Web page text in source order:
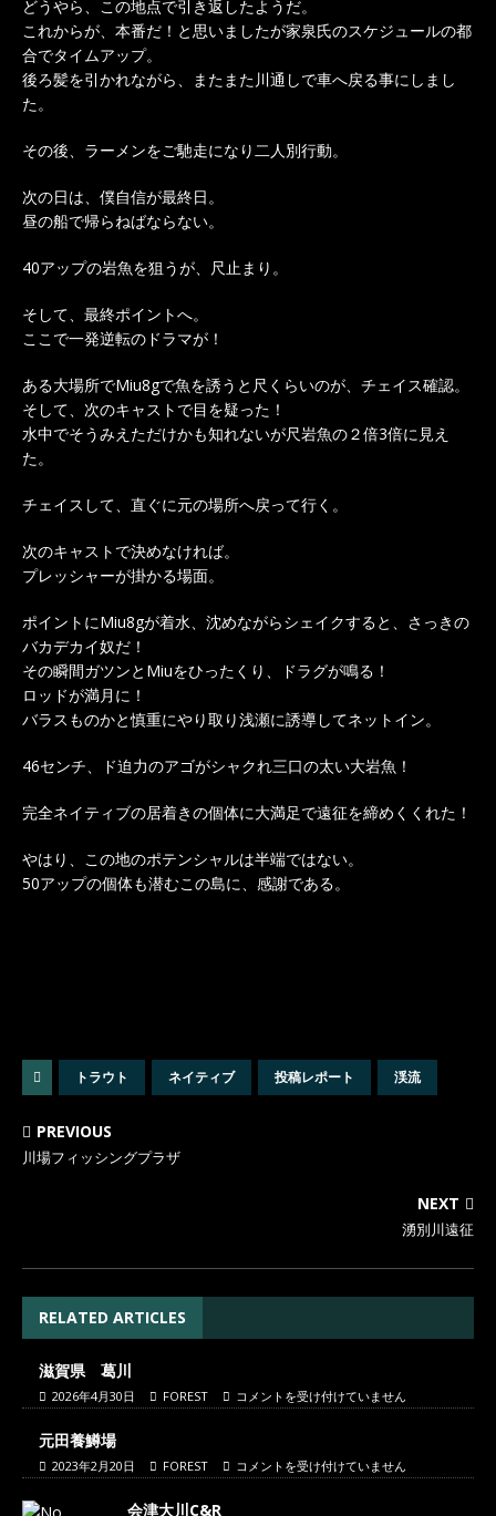
どうやら、この地点で引き返したようだ。
これからが、本番だ！と思いましたが家泉氏のスケジュールの都
合でタイムアップ。
後ろ髪を引かれながら、またまた川通しで車へ戻る事にしまし
た。
その後、ラーメンをご馳走になり二人別行動。
次の日は、僕自信が最終日。
昼の船で帰らねばならない。
40アップの岩魚を狙うが、尺止まり。
そして、最終ポイントへ。
ここで一発逆転のドラマが！
ある大場所でMiu8gで魚を誘うと尺くらいのが、チェイス確認。
そして、次のキャストで目を疑った！
水中でそうみえただけかも知れないが尺岩魚の２倍3倍に見え
た。
チェイスして、直ぐに元の場所へ戻って行く。
次のキャストで決めなければ。
プレッシャーが掛かる場面。
ポイントにMiu8gが着水、沈めながらシェイクすると、さっきの
バカデカイ奴だ！
その瞬間ガツンとMiuをひったくり、ドラグが鳴る！
ロッドが満月に！
バラスものかと慎重にやり取り浅瀬に誘導してネットイン。
46センチ、ド迫力のアゴがシャクれ三口の太い大岩魚！
完全ネイティブの居着きの個体に大満足で遠征を締めくくれた！
やはり、この地のポテンシャルは半端ではない。
50アップの個体も潜むこの島に、感謝である。
トラウト ネイティブ 投稿レポート 渓流
PREVIOUS
川場フィッシングプラザ
NEXT
湧別川遠征
RELATED ARTICLES
滋賀県 葛川
2026年4月30日 FOREST コメントを受け付けていません
元田養鱒場
2023年2月20日 FOREST コメントを受け付けていません
会津大川C&R